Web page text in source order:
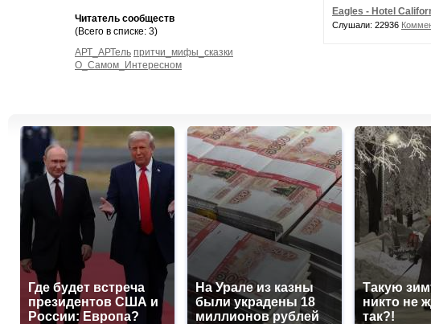
Читатель сообществ
(Всего в списке: 3)
АРТ_АРТель притчи_мифы_сказки
О_Самом_Интересном
Eagles - Hotel
Слушали: 22936
Где будет встреча
президентов США и
России: Европа?
На Урале из казны
были украдены 18
миллионов рублей
Такую
никто не
так?!